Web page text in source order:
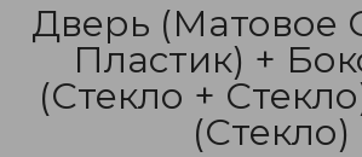
Дверь (матовое
Пластик) +
(стекло +
(стекло)